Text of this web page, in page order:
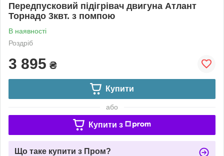
Передпусковий підігрівач двигуна Атлант
Торнадо 3квт. з помпою
В наявності
Роздріб
3 895 ₴
Купити
або
Купити з
Що таке купити з Пром?